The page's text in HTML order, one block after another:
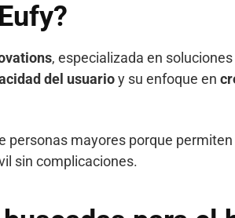
?
, especializada en
del usuarioy su enfoque en
personas mayores porque
sin complicaciones.